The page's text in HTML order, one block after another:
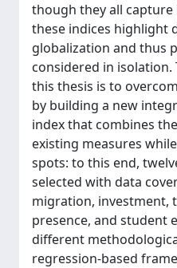
though they all
these indices highlight
globalization and thus
considered in
this thesis is to
by building a new
index that combines
existing measures
spots: to this end,
selected with data
migration, investment,
presence, and student
different
regression-based